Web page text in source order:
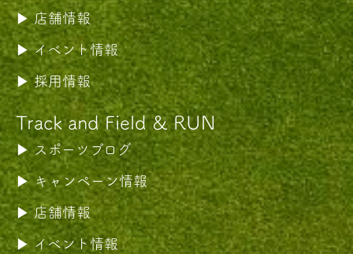
店舗情報
イベント情報
採用情報
Track and Field & RUN
スポーツブログ
キャンペーン情報
店舗情報
イベント情報